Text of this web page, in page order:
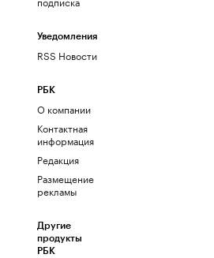
Уведомления
RSS Новости
РБК
О компании
Контактная
информация
Редакция
Размещение
рекламы
Другие
продукты
РБК